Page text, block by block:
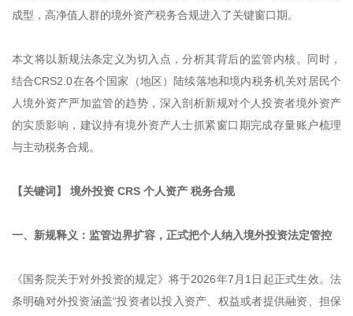
成型，高净值人群的境外资产税务合规进入了关键窗口期。
本文将以新规法条定义为切入点，分析其背后的监管内核。同时，
结合CRS2.0在各个国家（地区）陆续落地和境内税务机关对居民个
人境外资产严加监管的趋势，深入剖析新规对个人投资者境外资产
的实质影响，建议持有境外资产人士抓紧窗口期完成存量账户梳理
与主动税务合规。
【关键词】 境外投资 CRS 个人资产 税务合规
一、新规释义：监管边界扩容，正式把个人纳入境外投资法定管控
《国务院关于对外投资的规定》将于2026年7月1日起正式生效。法
条明确对外投资涵盖“投资者以投入资产、权益或者提供融资、担保